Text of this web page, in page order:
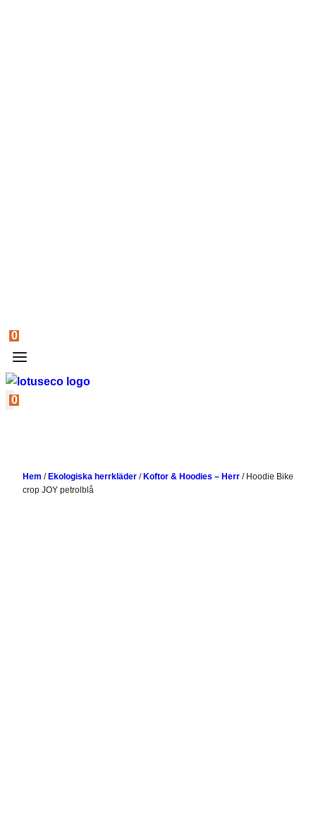
0
0
Hem / Ekologiska herrkläder / Koftor & Hoodies – Herr / Hoodie Bike
crop JOY petrolblå